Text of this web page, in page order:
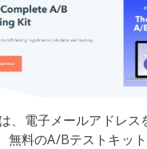
、電子メールアドレス
無料のA/Bテストキッ